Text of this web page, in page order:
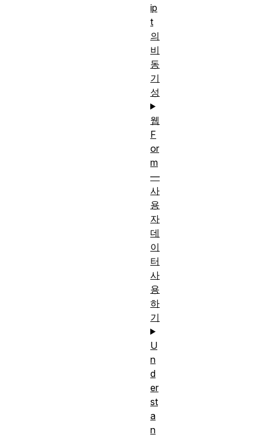
ip
t
의
비
동
기
성
웹
F
or
m
—
사
용
자
데
이
터
사
용
하
기
U
n
d
er
st
a
n